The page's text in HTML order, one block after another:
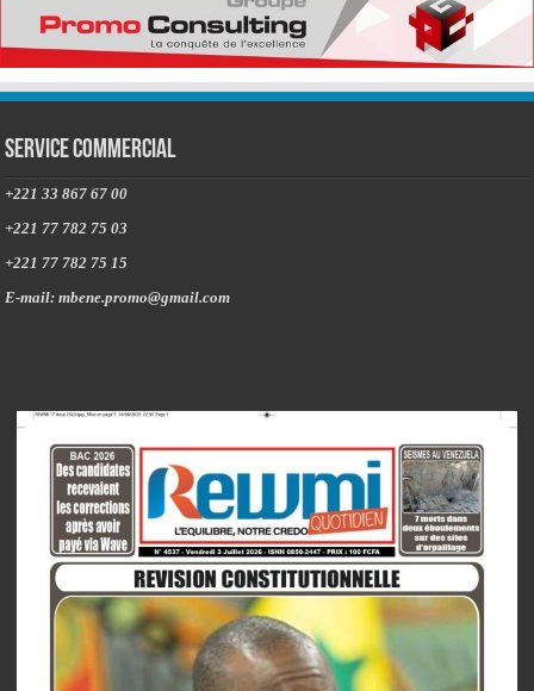
Service commercial
+221 33 867 67 00
+221 77 782 75 03
+221 77 782 75 15
E-mail: mbene.promo@gmail.com